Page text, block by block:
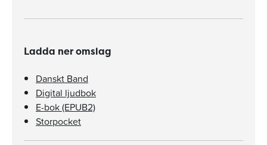
Ladda ner omslag
Danskt Band
Digital ljudbok
E-bok (EPUB2)
Storpocket